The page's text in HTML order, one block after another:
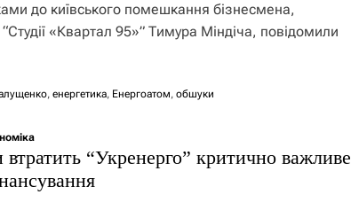
до київського помешкання бізнесмена,
«Квартал 95»” Тимура Міндіча, повідомили
, енергетика, Енергоатом, обшуки
втратить “Укренерго” критично важливе